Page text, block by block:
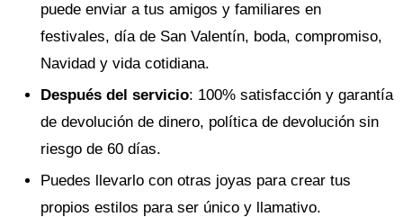
puede enviar a tus amigos y familiares en
festivales, día de San Valentín, boda, compromiso,
Navidad y vida cotidiana.
Después del servicio: 100% satisfacción y garantía
de devolución de dinero, política de devolución sin
riesgo de 60 días.
Puedes llevarlo con otras joyas para crear tus
propios estilos para ser único y llamativo.